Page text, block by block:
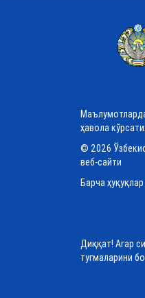
ҳавола
© 2026
веб-сайти
Барча
Диққат! Агар
тугмаларини